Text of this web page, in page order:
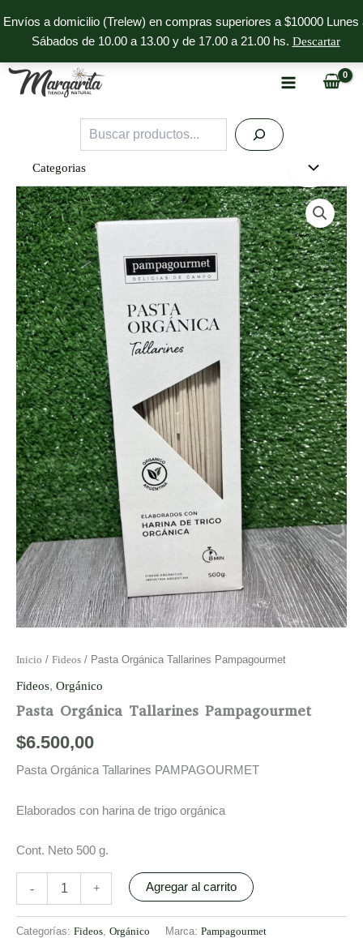
Envíos a domicilio (Trelew) en compras superiores a $10000 Lunes
Sábados de 10.00 a 13.00 y de 17.00 a 21.00 hs. Descartar
al
contenido
Buscar
Categorias
Inicio / Fideos / Pasta Orgánica Tallarines Pampagourmet
Fideos, Orgánico
Pasta Orgánica Tallarines Pampagourmet
$6.500,00
Pasta Orgánica Tallarines PAMPAGOURMET
Elaborados con harina de trigo orgánica
Cont. Neto 500 g.
-
Pasta
Orgánica
Tallarines
Pampagourmet
cantidad
+ Agregar al carrito
Categorías: Fideos Orgánico Marca: Pampagourmet